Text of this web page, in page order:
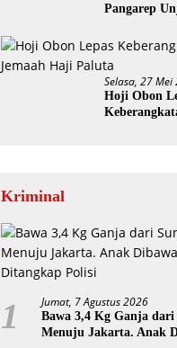
Pangarep
PSI Paluta
Selasa, 27 Mei
Hoji Obon
Kriminal
1 Jumat, 7 Agustus 2026
Bawa 3,4 Kg Ganja
Menuju Jakarta. Anak